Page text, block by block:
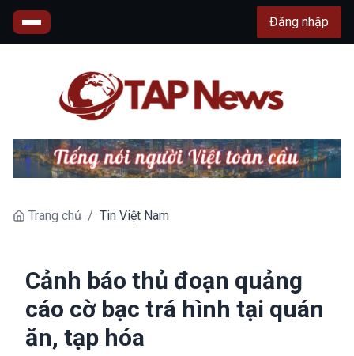
Đăng nhập
Trang chủ / Tin Việt Nam
Cảnh báo thủ đoạn quảng
cáo cờ bạc trá hình tại quán
ăn, tạp hóa